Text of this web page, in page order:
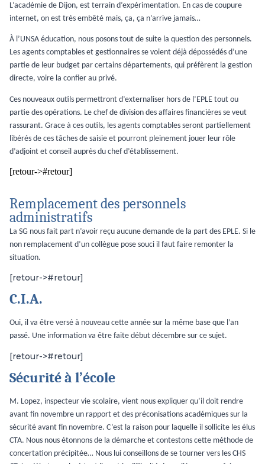
L’académie de Dijon, est terrain d’expérimentation. En cas de coupure
internet, on est très embêté mais, ça, ça n’arrive jamais…
À l’UNSA éducation, nous posons tout de suite la question des personnels.
Les agents comptables et gestionnaires se voient déjà dépossédés d’une
partie de leur budget par certains départements, qui préfèrent la gestion
directe, voire la confier au privé.
Ces nouveaux outils permettront d’externaliser hors de l’EPLE tout ou
partie des opérations. Le chef de division des affaires financières se veut
rassurant. Grace à ces outils, les agents comptables seront partiellement
libérés de ces tâches de saisie et pourront pleinement jouer leur rôle
d’adjoint et conseil auprès du chef d’établissement.
[retour->#retour]
Remplacement des personnels
administratifs
La SG nous fait part n’avoir reçu aucune demande de la part des EPLE. Si le
non remplacement d’un collègue pose souci il faut faire remonter la
situation.
[retour->#retour]
C.I.A.
Oui, il va être versé à nouveau cette année sur la même base que l’an
passé. Une information va être faite début décembre sur ce sujet.
[retour->#retour]
Sécurité à l’école
M. Lopez, inspecteur vie scolaire, vient nous expliquer qu’il doit rendre
avant fin novembre un rapport et des préconisations académiques sur la
sécurité avant fin novembre. C’est la raison pour laquelle il sollicite les élus
CTA. Nous nous étonnons de la démarche et contestons cette méthode de
concertation précipitée… Nous lui conseillons de se tourner vers les CHS